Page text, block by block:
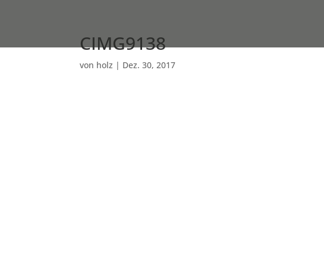
CIMG9138
von holz | Dez. 30, 2017